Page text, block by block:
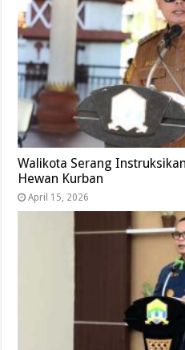
Walikota Serang
Hewan Kurban
April 15, 2026